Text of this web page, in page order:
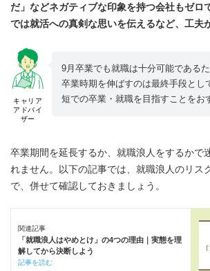
だ」などネガティブな印象を持つ会社もゼロ
では就活への真剣な思いを伝えるなど、工夫
キャリア
アドバイ
ザー
9月卒業でも就職は十分可能である
卒業時期を伸ばすのは最終手段とし
短での卒業・就職を目指すことをお
卒業期間を延長するか、就職浪人をするかで
れません。以下の記事では、就職浪人のリス
で、併せて確認しておきましょう。
関連記事
「就職浪人はやめとけ」の4つの理由｜実態を理
解してから決断しよう
記事を読む